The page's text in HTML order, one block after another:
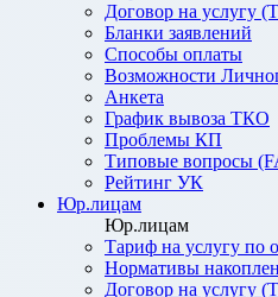
Договор на услугу
Бланки заявлений
Способы оплаты
Возможности
Анкета
График вывоза ТКО
Проблемы КП
Типовые вопросы
Рейтинг УК
Юр.лицам
Юр.лицам
Тариф на услугу
Нормативы
Договор на услугу